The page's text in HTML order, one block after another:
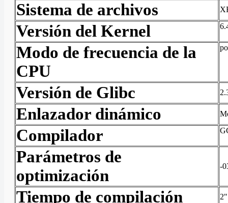
Sistema de archivos
Versión del Kernel
Modo de frecuencia de la
CPU
Versión de Glibc
Enlazador dinámico
Compilador
Parámetros de
optimización
-
Tiempo de compilación 2"